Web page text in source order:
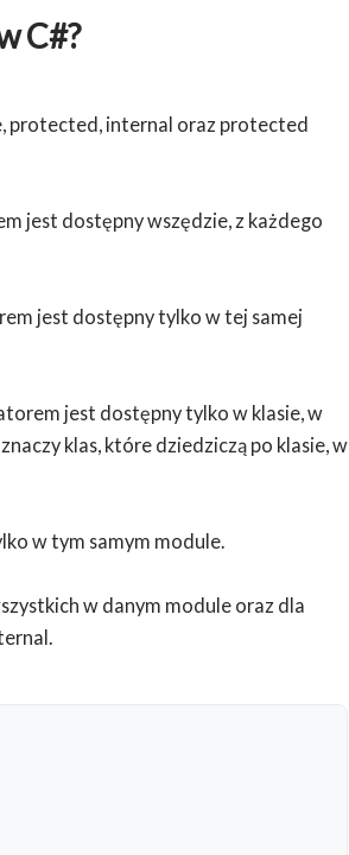
C#?
protected, internal oraz protected
jest dostępny wszędzie, z każdego
jest dostępny tylko w tej samej
jest dostępny tylko w klasie, w
klas, które dziedziczą po klasie, w
w tym samym module.
w danym module oraz dla